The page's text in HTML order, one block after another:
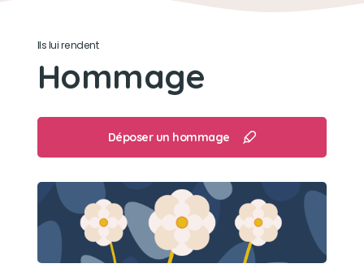
Ils lui rendent
Hommage
Déposer un hommage